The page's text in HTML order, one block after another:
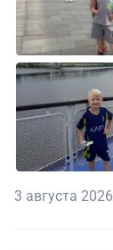
3 августа 2026